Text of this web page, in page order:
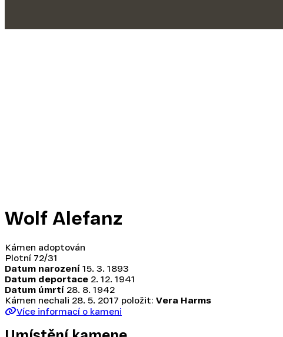
Wolf Alefanz
Kámen adoptován
Plotní 72/31
Datum narození 15. 3. 1893
Datum deportace 2. 12. 1941
Datum úmrtí 28. 8. 1942
Kámen nechali 28. 5. 2017 položit: Vera Harms
Více informací o kameni